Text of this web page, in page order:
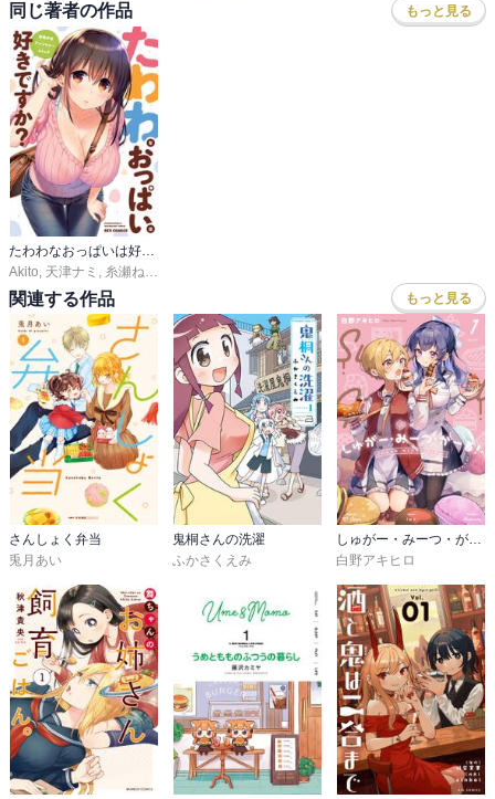
同じ著者の作品 もっと見る
たわわなおっぱいは好きですか？ 巨乳少女 アンソロジーコミック
Akito, 天津ナミ , 糸瀬ねめ
関連する作品 もっと見る
さんしょく弁当
兎月あい
鬼桐さんの洗濯
ふかさくえみ
白野アキヒロ